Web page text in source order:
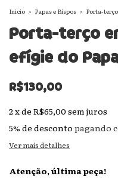
Início > Papas e Bispos > Porta-
Porta-terço
efígie do
R$130,00
2xde R$65,00 sem juros
5% de desconto pagando
Ver mais detalhes
Atenção, última peça!